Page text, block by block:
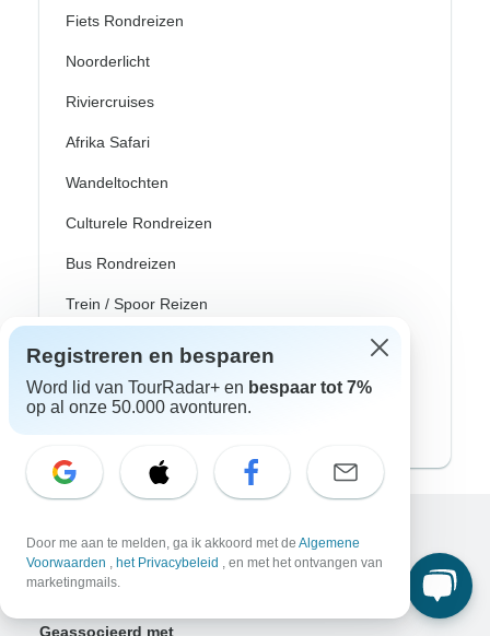
Fiets Rondreizen
Noorderlicht
Riviercruises
Afrika Safari
Wandeltochten
Culturele Rondreizen
Bus Rondreizen
Trein / Spoor Reizen
Strand Rondreizen
Familie Rondreizen
Excellent
10.000+reviews op
Geassocieerd met
Registreren en besparen
Word lid van TourRadar+ en bespaar tot 7%
op al onze 50.000 avonturen.
Door me aan te melden, ga ik akkoord met de Algemene
Voorwaarden , het Privacybeleid , en met het ontvangen van
marketingmails.